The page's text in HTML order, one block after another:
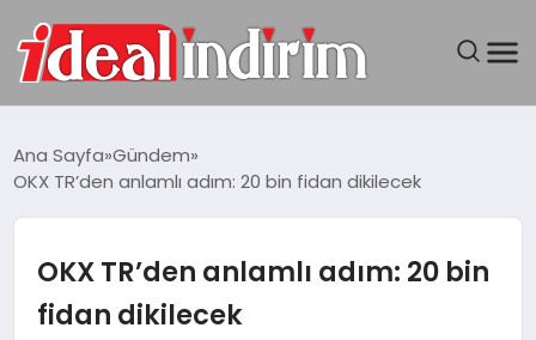
DÜNYA
SEYAHAT
Ana Sayfa Gündem
OKX TR’den anlamlı adım: 20 bin fidan dikilecek
OKX TR’den anlamlı adım: 20 bin
fidan dikilecek